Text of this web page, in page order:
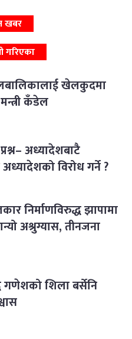
खबर
गरिएका
खेलकुदमा
कँडेल
अध्यादेशबाटै
विरोध गर्ने ?
निर्माणविरुद्ध झापामा
अश्रुग्यास, तीनजना
गणेशको शिला बर्सेनि